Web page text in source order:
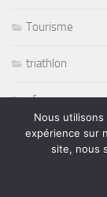
Tourisme
triathlon
ufc
Variété
Nous
expérience sur
site, nous